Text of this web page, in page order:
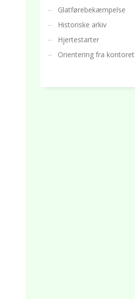
Glatførebekæmpelse
Historiske arkiv
Hjertestarter
Orientering fra kontoret